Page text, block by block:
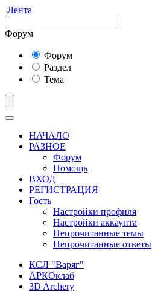
Лента
Форум
Форум
Раздел
Тема
НАЧАЛО
РАЗНОЕ
Форум
Помощь
ВХОД
РЕГИСТРАЦИЯ
Гость
Настройки профиля
Настройки аккаунта
Непрочитанные темы
Непрочитанные ответы
КСЛ "Варяг"
АРКОклаб
3D Archery